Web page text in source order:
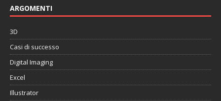
ARGOMENTI
3D
Casi di successo
Digital Imaging
Excel
Illustrator